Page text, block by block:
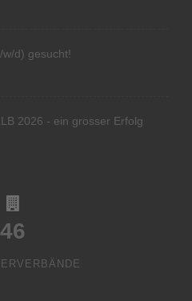
d) gesucht!
2026 - ein grosser Erfolg
46